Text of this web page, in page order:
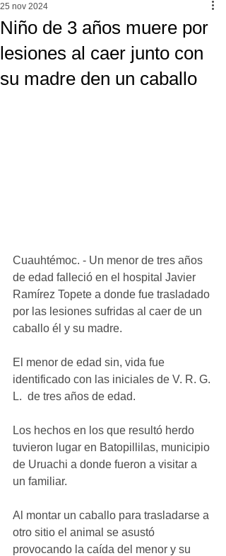
Niño de 3 años muere por
lesiones al caer junto con
su madre den un caballo
25 nov 2024
Cuauhtémoc. - Un menor de tres años
de edad falleció en el hospital Javier
Ramírez Topete a donde fue trasladado
por las lesiones sufridas al caer de un
caballo él y su madre.
El menor de edad sin, vida fue
identificado con las iniciales de V. R. G.
L.  de tres años de edad.
Los hechos en los que resultó herdo
tuvieron lugar en Batopillilas, municipio
de Uruachi a donde fueron a visitar a
un familiar.
Al montar un caballo para trasladarse a
otro sitio el animal se asustó
provocando la caída del menor y su